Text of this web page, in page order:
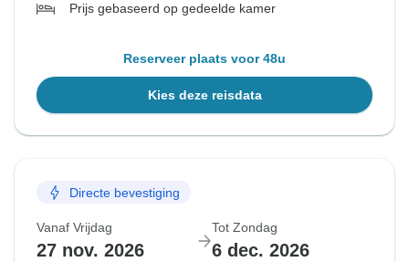
Prijs gebaseerd op gedeelde kamer
Reserveer plaats voor 48u
Kies deze reisdata
Directe bevestiging
Vanaf Vrijdag
27 nov. 2026
Tot Zondag
6 dec. 2026